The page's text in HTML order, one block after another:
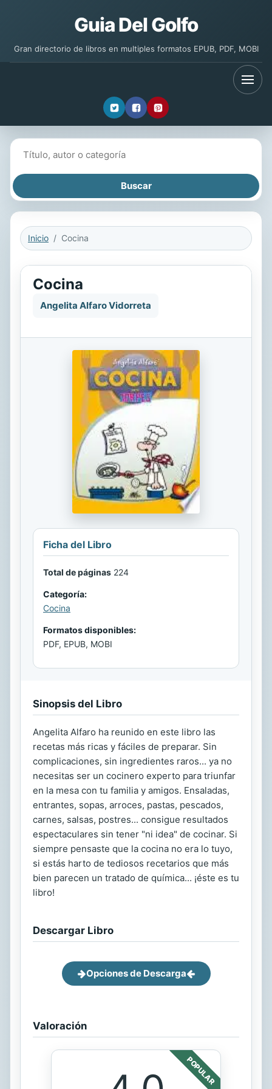
Guia Del Golfo
Gran directorio de libros en multiples formatos EPUB, PDF, MOBI
Inicio Cocina
Cocina
Angelita Alfaro Vidorreta
Ficha del Libro
Total de páginas 224
Categoría:
Cocina
Formatos disponibles:
PDF, EPUB, MOBI
Sinopsis del Libro
Angelita Alfaro ha reunido en este libro las
recetas más ricas y fáciles de preparar. Sin
complicaciones, sin ingredientes raros... ya no
necesitas ser un cocinero experto para triunfar
en la mesa con tu familia y amigos. Ensaladas,
entrantes, sopas, arroces, pastas, pescados,
carnes, salsas, postres... consigue resultados
espectaculares sin tener "ni idea" de cocinar. Si
siempre pensaste que la cocina no era lo tuyo,
si estás harto de tediosos recetarios que más
bien parecen un tratado de química... ¡éste es tu
libro!
Descargar Libro
Opciones de Descarga
Valoración
POPULAR